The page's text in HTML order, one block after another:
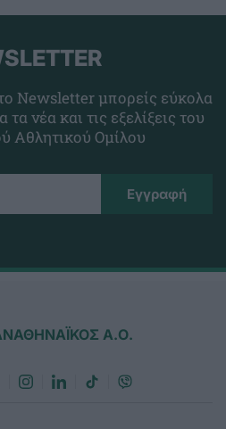
Newsletter μπορείς εύκολα
νέα και τις εξελίξεις του
Αθλητικού Ομίλου
Α.Ο.